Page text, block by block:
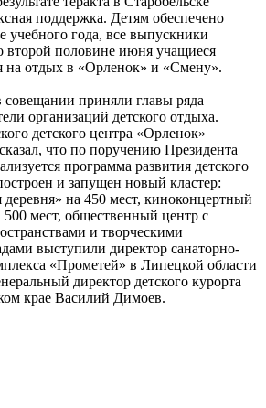
поддержка. Детям обеспечено
учебного года, все выпускники
второй половине июня учащиеся
на отдых в «Орленок» и «Смену».
совещании приняли главы ряда
организаций детского отдыха.
детского центра «Орленок»
что по поручению Президента
программа развития детского
и запущен новый кластер:
на 450 мест, киноконцертный
мест, общественный центр с
и творческими
выступили директор санаторно-
«Прометей» в Липецкой области
директор детского курорта
крае Василий Димоев.